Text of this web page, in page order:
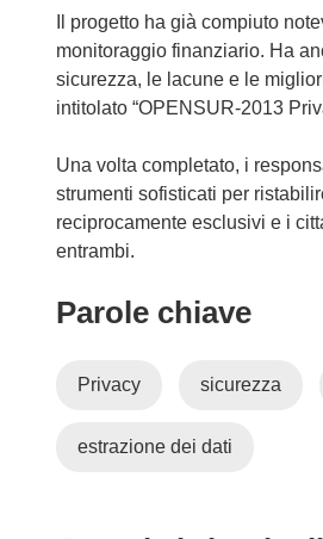
Il progetto ha già compiuto
monitoraggio finanziario. Ha
sicurezza, le lacune e le
intitolato “OPENSUR-2013
Una volta completato, i
strumenti sofisticati per
reciprocamente esclusivi e i
entrambi.
Parole chiave
Privacy sicurezza
estrazione dei dati